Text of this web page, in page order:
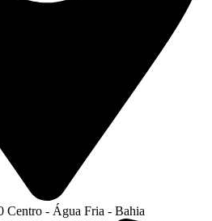
Centro - Água Fria - Bahia